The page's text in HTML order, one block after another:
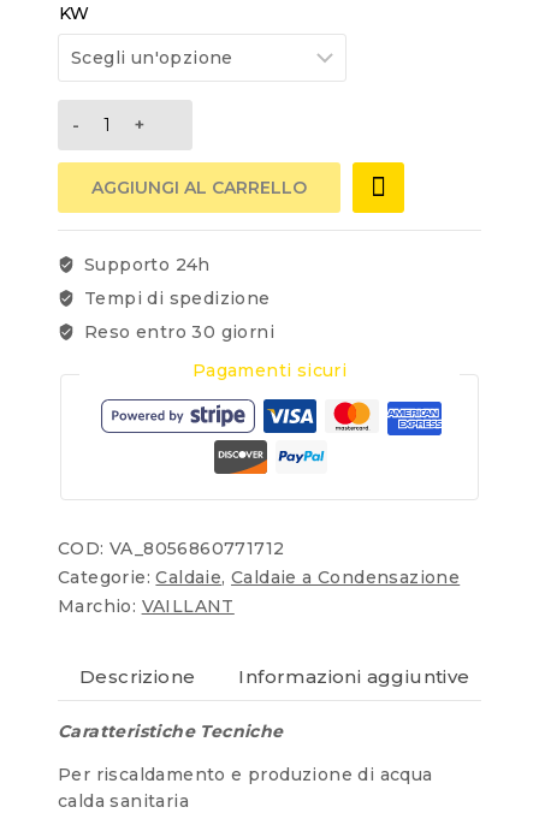
KW
AGGIUNGI AL CARRELLO
Supporto 24h
Tempi di spedizione
Reso entro 30 giorni
Pagamenti sicuri
COD: VA_8056860771712
Categorie:Caldaie,Caldaie a Condensazione
Marchio: VAILLANT
Descrizione Informazioni aggiuntive
Caratteristiche Tecniche
Per riscaldamento e produzione di acqua
calda sanitaria